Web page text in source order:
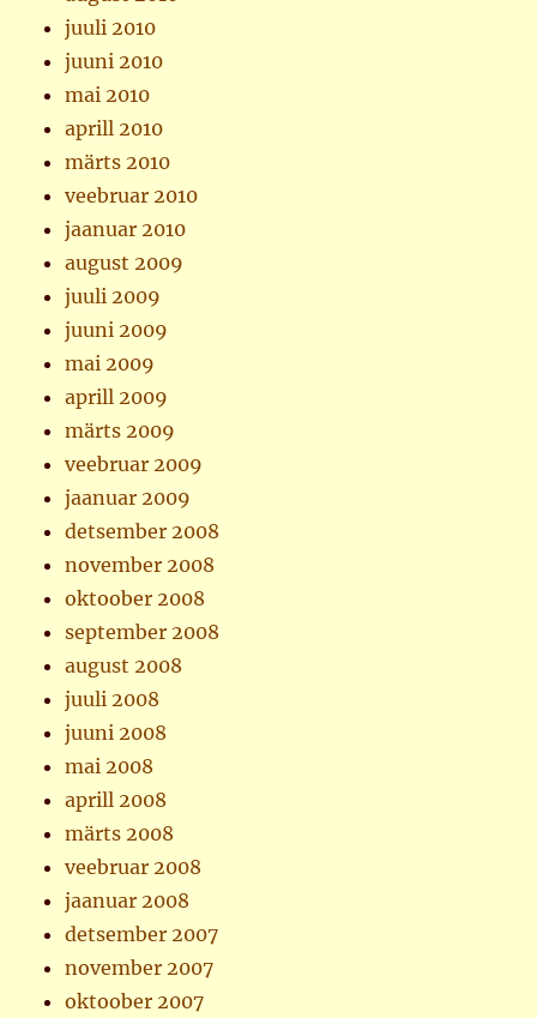
juuli 2010
juuni 2010
mai 2010
aprill 2010
märts 2010
veebruar 2010
jaanuar 2010
august 2009
juuli 2009
juuni 2009
mai 2009
aprill 2009
märts 2009
veebruar 2009
jaanuar 2009
detsember 2008
november 2008
oktoober 2008
september 2008
august 2008
juuli 2008
juuni 2008
mai 2008
aprill 2008
märts 2008
veebruar 2008
jaanuar 2008
detsember 2007
november 2007
oktoober 2007